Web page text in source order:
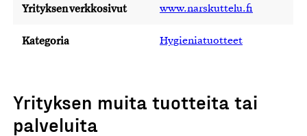
Yrityksen verkkosivut www.narskuttelu.fi
Kategoria Hygieniatuotteet
Yrityksen muita tuotteita tai
palveluita